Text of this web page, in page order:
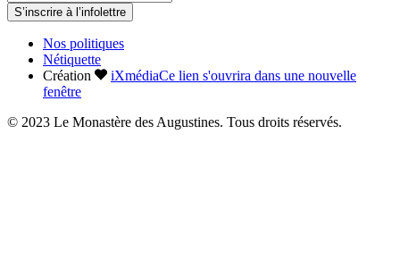
S’inscrire à l’infolettre
Nos politiques
Nétiquette
Création
iXmédiaCe lien s'ouvrira dans une nouvelle
fenêtre
© 2023 Le Monastère des Augustines. Tous droits réservés.